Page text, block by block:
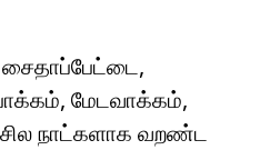
மேடவாக்கம்,
சில நாட்களாக வறண்ட